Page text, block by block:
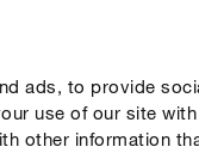
ads, to provide
use of our site
other information
Kde koupit